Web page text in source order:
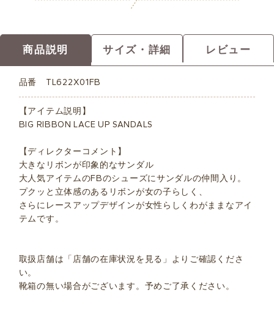
商品説明 サイズ・詳細 レビュー
品番 TL622X01FB
【アイテム説明】
BIG RIBBON LACE UP SANDALS
【ディレクターコメント】
大きなリボンが印象的なサンダル
大人気アイテムのFBのシューズにサンダルの仲間入り。
プクッと立体感のあるリボンが女の子らしく、
さらにレースアップデザインが女性らしくわがままなアイ
テムです。
取扱店舗は「店舗の在庫状況を見る」よりご確認くださ
い。
靴箱の無い場合がございます。予めご了承ください。